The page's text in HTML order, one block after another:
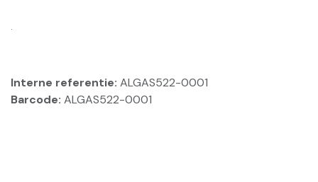
.
Interne referentie: ALGAS522-0001
Barcode: ALGAS522-0001